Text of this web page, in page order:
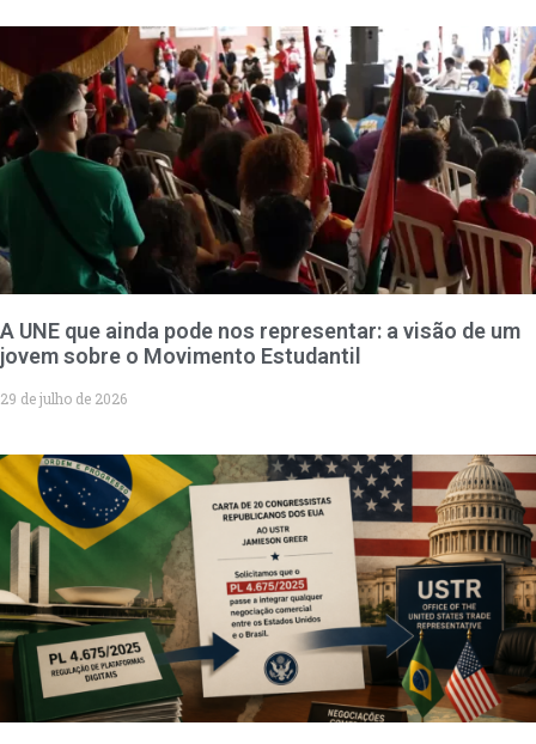
A UNE que ainda pode nos representar: a visão de um
jovem sobre o Movimento Estudantil
29 de julho de 2026